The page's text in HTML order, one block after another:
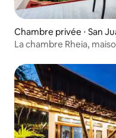
Chambre privée ⋅ San
La chambre Rheia,